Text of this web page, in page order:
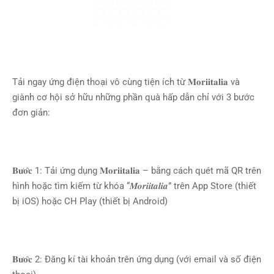
Tải ngay ứng điện thoại vô cùng tiện ích từ 𝐌𝐨𝐫𝐢𝐢𝐭𝐚𝐥𝐢𝐚 và
giành cơ hội sở hữu những phần quà hấp dẫn chỉ với 3 bước
đơn giản:
𝐁𝐮̛𝐨̛́𝐜 1: Tải ứng dụng 𝐌𝐨𝐫𝐢𝐢𝐭𝐚𝐥𝐢𝐚 – bằng cách quét mã QR trên
hình hoặc tìm kiếm từ khóa “𝑴𝒐𝒓𝒊𝒊𝒕𝒂𝒍𝒊𝒂” trên App Store (thiết
bị iOS) hoặc CH Play (thiết bị Android)
𝐁𝐮̛𝐨̛́𝐜 2: Đăng kí tài khoản trên ứng dụng (với email và số điện